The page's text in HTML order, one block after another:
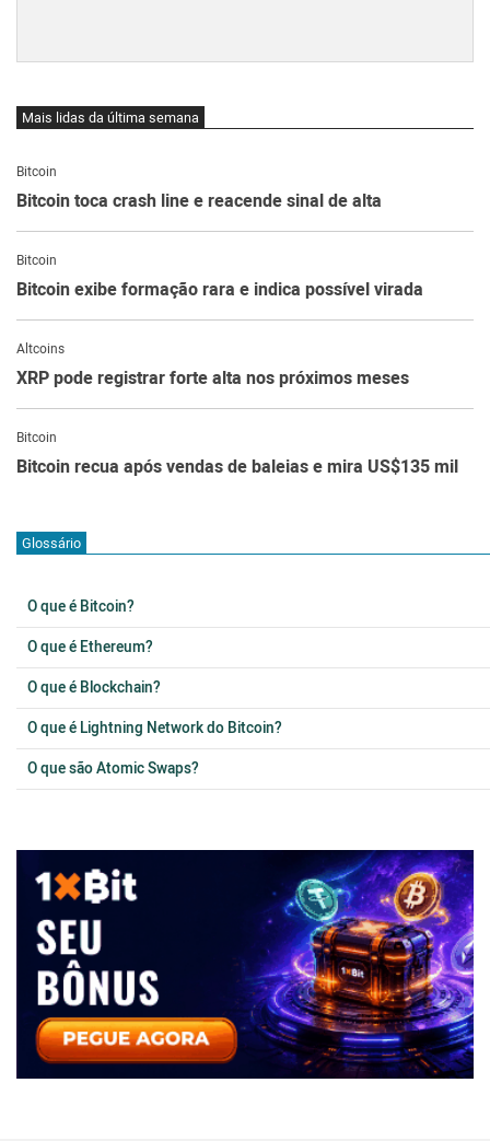
Mais lidas da última semana
Bitcoin
Bitcoin toca crash line e reacende sinal de alta
Bitcoin
Bitcoin exibe formação rara e indica possível virada
Altcoins
XRP pode registrar forte alta nos próximos meses
Bitcoin
Bitcoin recua após vendas de baleias e mira US$135 mil
Glossário
O que é Bitcoin?
O que é Ethereum?
O que é Blockchain?
O que é Lightning Network do Bitcoin?
O que são Atomic Swaps?